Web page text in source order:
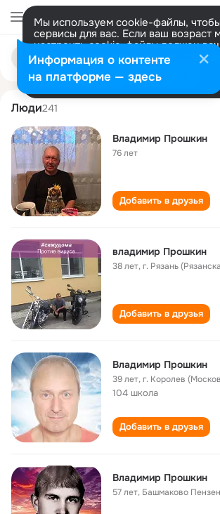
Мы используем cookie-файлы,
сервисы для вас. Если ваш возраст
настроить cookie-файлы должен
представитель. Больше
Разрешить все Настроить
Поиск
людям
vladimir proshkin
Люди241
Владимир Прошкин
76 лет
Добавить в друзья
владимир Прошкин
38 лет,г. Рязань
Добавить в друзья
Владимир Прошкин
39 лет,г. Королев
104 школа
Добавить в друзья
Владимир Прошкин
57 лет, Башмаково
Информация о контенте
на платформе — здесь